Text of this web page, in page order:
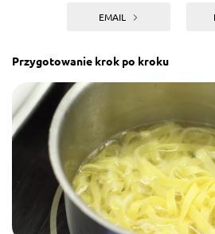
EMAIL
Przygotowanie krok po kroku